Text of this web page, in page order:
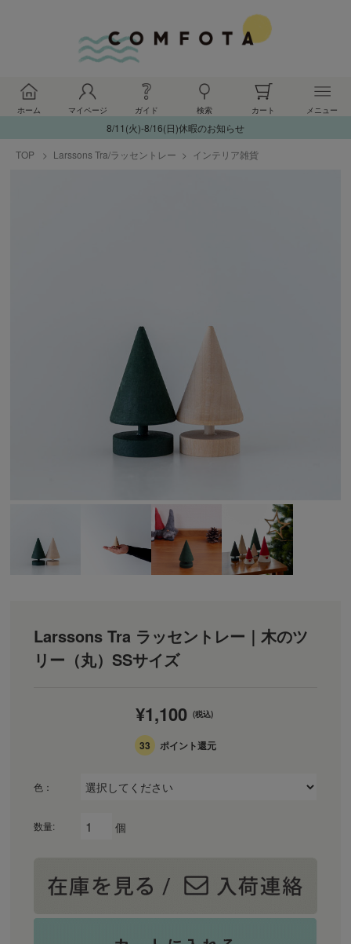
ホーム マイページ ガイド 検索 カート メニュー
8/11(火)-8/16(日)休暇のお知らせ
TOP
Larssons Tra/ラッセントレー インテリア雑貨
Larssons Tra ラッセントレー｜木のツ
リー（丸）SSサイズ
¥1,100 (税込)
33 ポイント還元
色：
数量: 個